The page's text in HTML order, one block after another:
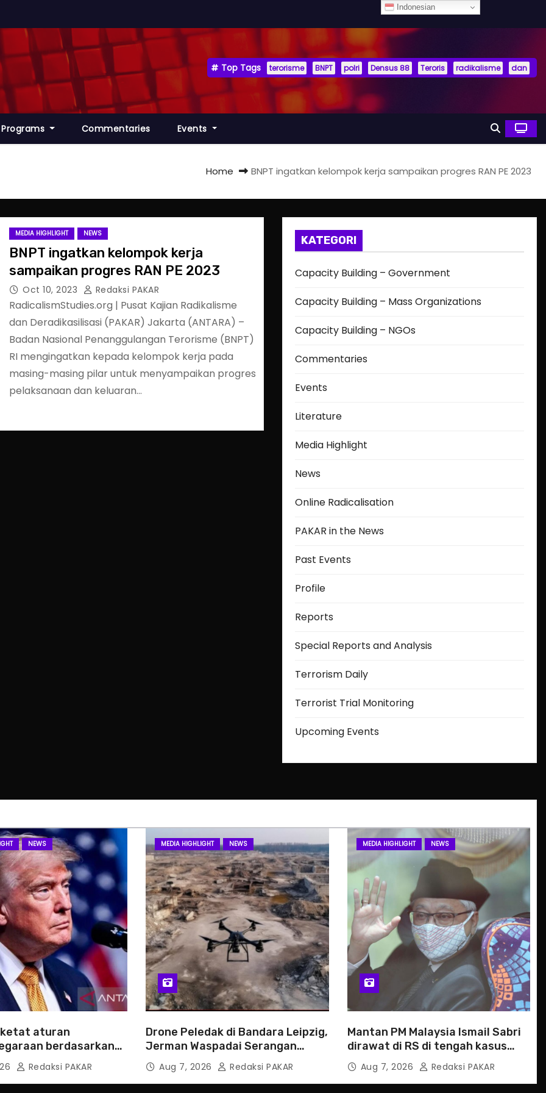
Top Tags terorisme BNPT polri Densus 88 Teroris radikalisme dan
Programs Commentaries Events
Home BNPT ingatkan kelompok kerja sampaikan progres RAN PE 2023
MEDIA HIGHLIGHT NEWS
BNPT ingatkan kelompok kerja
sampaikan progres RAN PE 2023
Oct 10, 2023 Redaksi PAKAR
RadicalismStudies.org | Pusat Kajian Radikalisme
dan Deradikasilisasi (PAKAR) Jakarta (ANTARA) –
Badan Nasional Penanggulangan Terorisme (BNPT)
RI mengingatkan kepada kelompok kerja pada
masing-masing pilar untuk menyampaikan progres
pelaksanaan dan keluaran…
KATEGORI
Capacity Building – Government
Capacity Building – Mass Organizations
Capacity Building – NGOs
Commentaries
Events
Literature
Media Highlight
News
Online Radicalisation
PAKAR in the News
Past Events
Profile
Reports
Special Reports and Analysis
Terrorism Daily
Terrorist Trial Monitoring
Upcoming Events
NEWS
aturan
berdasarkan
Redaksi PAKAR
MEDIA HIGHLIGHT NEWS
Drone Peledak di Bandara Leipzig,
Jerman Waspadai Serangan
Hibrida Rusia
Aug 7, 2026 Redaksi PAKAR
MEDIA HIGHLIGHT NEWS
Mantan PM Malaysia Ismail Sabri
dirawat di RS di tengah kasus
hukum
Aug 7, 2026 Redaksi PAKAR
Indonesian